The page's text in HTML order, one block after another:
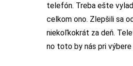
telefón. Treba ešte
celkom ono. Zlepšili sa
niekoľkokrát za deň.
no toto by nás pri